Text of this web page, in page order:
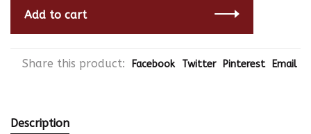
Add to cart
Share this product: Facebook Twitter Pinterest Email
Description